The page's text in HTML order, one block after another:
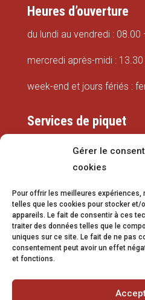
Gérer le
cookies
Pour offrir les meilleures
telles que les cookies pour stocker et/
appareils. Le fait de consentir à ces
traiter des données telles que le
uniques sur ce site. Le fait de ne pas
consentement peut avoir un effet
et fonctions.
Heures d’ouverture
du lundi au vendredi : 08.00
mercredi après-midi :
week-end et jours fériés :
Services de piquet
079 337 66 42
eaux@vetroz.ch
Travaux publics
079 213 92 08